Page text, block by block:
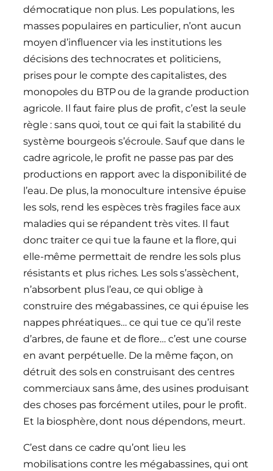
démocratique non plus. Les populations, les
masses populaires en particulier, n’ont aucun
moyen d’influencer via les institutions les
décisions des technocrates et politiciens,
prises pour le compte des capitalistes, des
monopoles du BTP ou de la grande production
agricole. Il faut faire plus de profit, c’est la seule
règle : sans quoi, tout ce qui fait la stabilité du
système bourgeois s’écroule. Sauf que dans le
cadre agricole, le profit ne passe pas par des
productions en rapport avec la disponibilité de
l’eau. De plus, la monoculture intensive épuise
les sols, rend les espèces très fragiles face aux
maladies qui se répandent très vites. Il faut
donc traiter ce qui tue la faune et la flore, qui
elle-même permettait de rendre les sols plus
résistants et plus riches. Les sols s’assèchent,
n’absorbent plus l’eau, ce qui oblige à
construire des mégabassines, ce qui épuise les
nappes phréatiques… ce qui tue ce qu’il reste
d’arbres, de faune et de flore… c’est une course
en avant perpétuelle. De la même façon, on
détruit des sols en construisant des centres
commerciaux sans âme, des usines produisant
des choses pas forcément utiles, pour le profit.
Et la biosphère, dont nous dépendons, meurt.
C’est dans ce cadre qu’ont lieu les
mobilisations contre les mégabassines, qui ont